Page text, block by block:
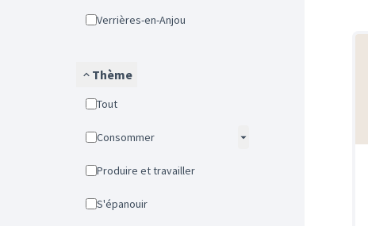
Verrières-en-Anjou
Thème
Tout
Consommer
Produire et travailler
S'épanouir